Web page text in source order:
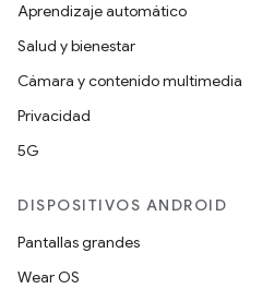
Aprendizaje automático
Salud y bienestar
Cámara y contenido multimedia
Privacidad
5G
DISPOSITIVOS ANDROID
Pantallas grandes
Wear OS